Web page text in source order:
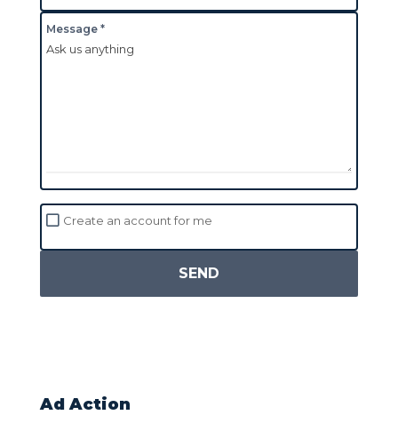
Message *
Create an account for me
SEND
Ad Action